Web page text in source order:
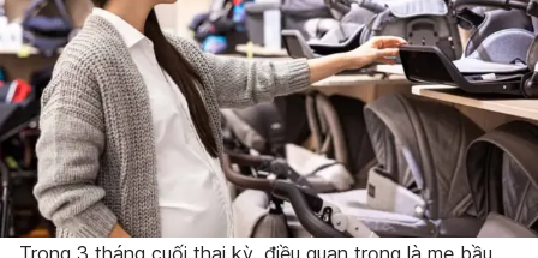
Trong 3 tháng cuối thai kỳ, điều quan trọng là mẹ bầu